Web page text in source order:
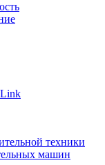
техники
машин